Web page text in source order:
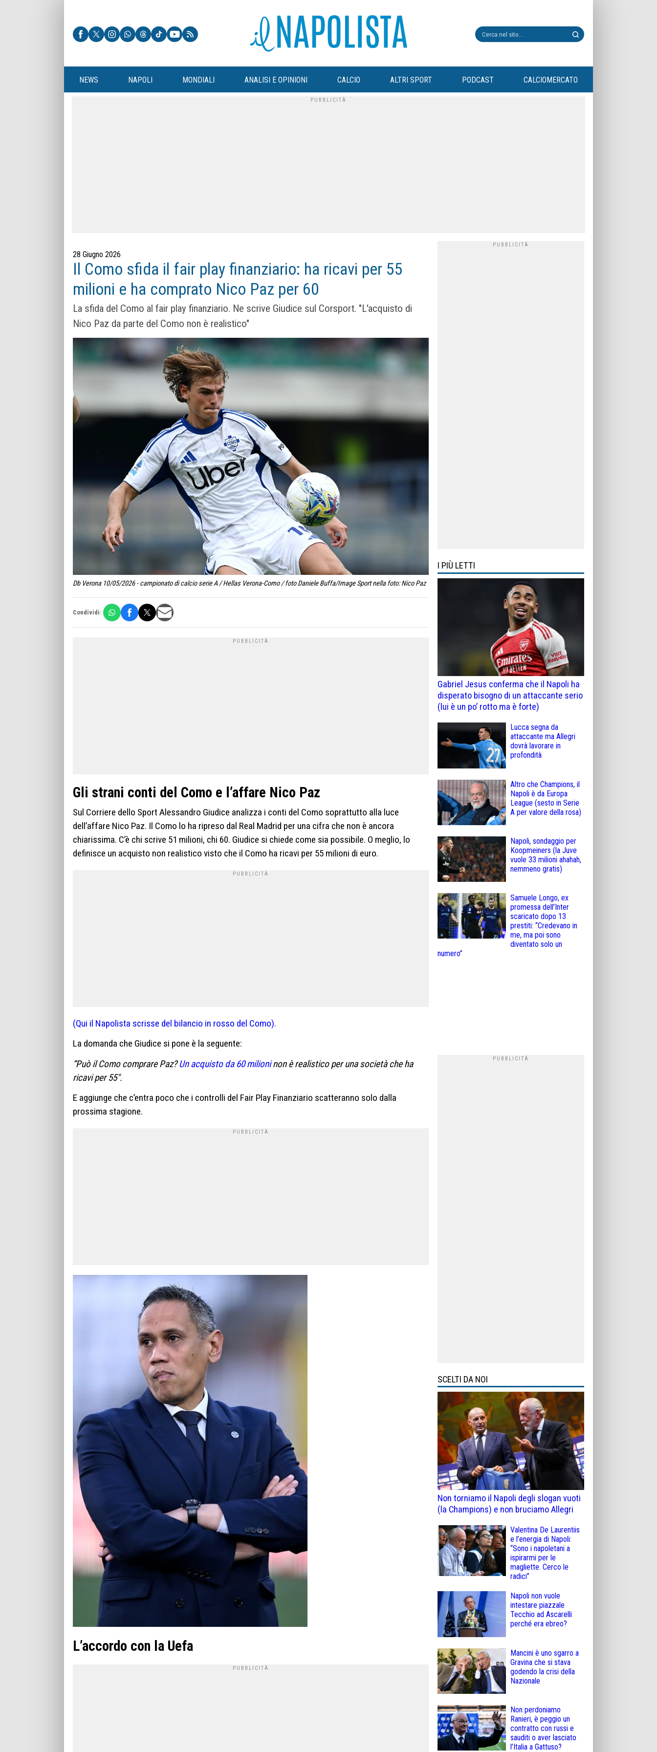
NEWS NAPOLI MONDIALI ANALISI E OPINIONI CALCIO ALTRI SPORT PODCAST CALCIOMERCATO
28 Giugno 2026
Il Como sfida il fair play finanziario: ha ricavi per 55
milioni e ha comprato Nico Paz per 60
La sfida del Como al fair play finanziario. Ne scrive Giudice sul Corsport. "L'acquisto di
Nico Paz da parte del Como non è realistico"
Db Verona 10/05/2026 - campionato di calcio serie A / Hellas Verona-Como / foto Daniele Buffa/Image Sport nella foto: Nico Paz
Condividi:
Gli strani conti del Como e l’affare Nico Paz
Sul Corriere dello Sport Alessandro Giudice analizza i conti del Como soprattutto alla luce
dell’affare Nico Paz. Il Como lo ha ripreso dal Real Madrid per una cifra che non è ancora
chiarissima. C’è chi scrive 51 milioni, chi 60. Giudice si chiede come sia possibile. O meglio, lo
definisce un acquisto non realistico visto che il Como ha ricavi per 55 milioni di euro.
(Qui il Napolista scrisse del bilancio in rosso del Como).
La domanda che Giudice si pone è la seguente:
“Può il Como comprare Paz?Un acquisto da 60 milioninon è realistico per una società che ha
ricavi per 55″.
E aggiunge che c’entra poco che i controlli del Fair Play Finanziario scatteranno solo dalla
prossima stagione.
L’accordo con la Uefa
I PIÙ LETTI
Gabriel Jesus conferma che il Napoli ha
disperato bisogno di un attaccante serio
(lui è un po’ rotto ma è forte)
Lucca segna da
attaccante ma Allegri
dovrà lavorare in
profondità
Altro che Champions, il
Napoli è da Europa
League (sesto in Serie
A per valore della rosa)
Napoli, sondaggio per
Koopmeiners (la Juve
vuole 33 milioni ahahah,
nemmeno gratis)
Samuele Longo, ex
promessa dell’Inter
scaricato dopo 13
prestiti: “Credevano in
me, ma poi sono
diventato solo un
numero”
SCELTI DA NOI
Non torniamo il Napoli degli slogan vuoti
(la Champions) e non bruciamo Allegri
Valentina De Laurentiis
e l’energia di Napoli:
“Sono i napoletani a
ispirarmi per le
magliette. Cerco le
radici”
Napoli non vuole
intestare piazzale
Tecchio ad Ascarelli
perché era ebreo?
Mancini è uno sgarro a
Gravina che si stava
godendo la crisi della
Nazionale
Non perdoniamo
Ranieri, è peggio un
contratto con russi e
sauditi o aver lasciato
l’Italia a Gattuso?